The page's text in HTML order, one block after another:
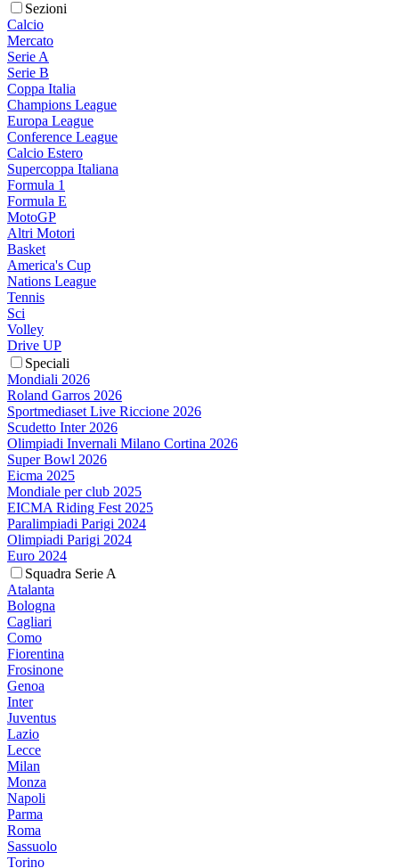
Sezioni
Calcio
Mercato
Serie A
Serie B
Coppa Italia
Champions League
Europa League
Conference League
Calcio Estero
Supercoppa Italiana
Formula 1
Formula E
MotoGP
Altri Motori
Basket
America's Cup
Nations League
Tennis
Sci
Volley
Drive UP
Speciali
Mondiali 2026
Roland Garros 2026
Sportmediaset Live Riccione 2026
Scudetto Inter 2026
Olimpiadi Invernali Milano Cortina 2026
Super Bowl 2026
Eicma 2025
Mondiale per club 2025
EICMA Riding Fest 2025
Paralimpiadi Parigi 2024
Olimpiadi Parigi 2024
Euro 2024
Squadra Serie A
Atalanta
Bologna
Cagliari
Como
Fiorentina
Frosinone
Genoa
Inter
Juventus
Lazio
Lecce
Milan
Monza
Napoli
Parma
Roma
Sassuolo
Torino